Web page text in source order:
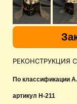
РЕКОНСТРУКЦИЯ
По классификации
артикул H-211